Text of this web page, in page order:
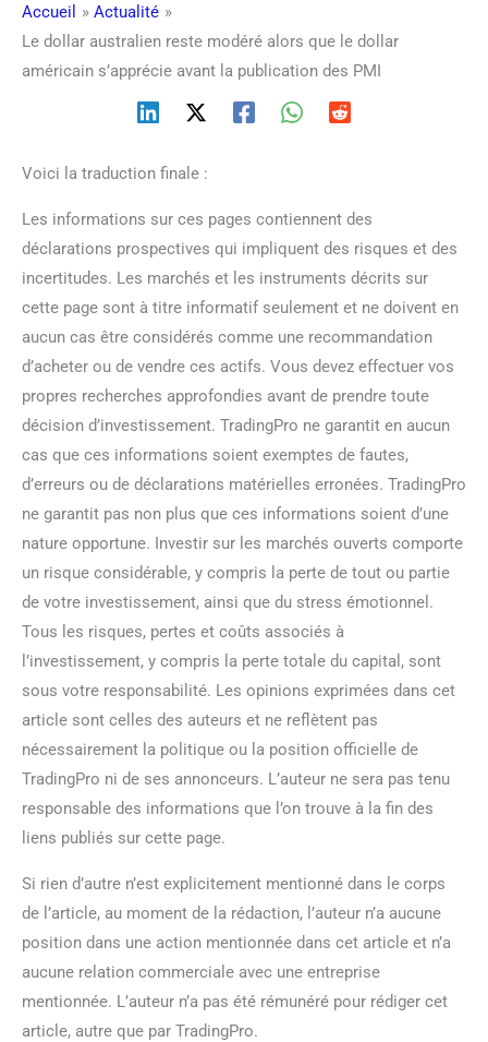
Accueil
Actualité
Le dollar australien reste modéré alors que le dollar
américain s’apprécie avant la publication des PMI
Voici la traduction finale :
Les informations sur ces pages contiennent des
déclarations prospectives qui impliquent des risques et des
incertitudes. Les marchés et les instruments décrits sur
cette page sont à titre informatif seulement et ne doivent en
aucun cas être considérés comme une recommandation
d’acheter ou de vendre ces actifs. Vous devez effectuer vos
propres recherches approfondies avant de prendre toute
décision d’investissement. TradingPro ne garantit en aucun
cas que ces informations soient exemptes de fautes,
d’erreurs ou de déclarations matérielles erronées. TradingPro
ne garantit pas non plus que ces informations soient d’une
nature opportune. Investir sur les marchés ouverts comporte
un risque considérable, y compris la perte de tout ou partie
de votre investissement, ainsi que du stress émotionnel.
Tous les risques, pertes et coûts associés à
l’investissement, y compris la perte totale du capital, sont
sous votre responsabilité. Les opinions exprimées dans cet
article sont celles des auteurs et ne reflètent pas
nécessairement la politique ou la position officielle de
TradingPro ni de ses annonceurs. L’auteur ne sera pas tenu
responsable des informations que l’on trouve à la fin des
liens publiés sur cette page.
Si rien d’autre n’est explicitement mentionné dans le corps
de l’article, au moment de la rédaction, l’auteur n’a aucune
position dans une action mentionnée dans cet article et n’a
aucune relation commerciale avec une entreprise
mentionnée. L’auteur n’a pas été rémunéré pour rédiger cet
article, autre que par TradingPro.